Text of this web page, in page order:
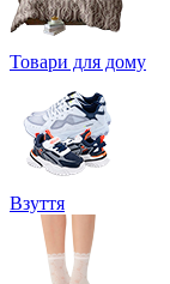
Товари для дому
Взуття